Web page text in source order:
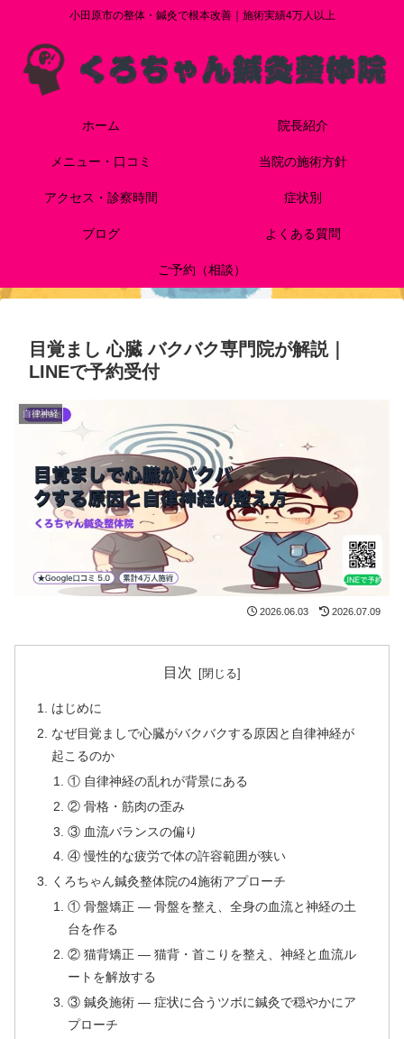
小田原市の整体・鍼灸で根本改善｜施術実績4万人以上
ホーム 院長紹介
メニュー・口コミ 当院の施術方針
アクセス・診察時間 症状別
ブログ よくある質問
ご予約（相談）
目覚まし 心臓 バクバク専門院が解説｜
LINEで予約受付
自律神経
2026.06.03 2026.07.09
目次
はじめに
なぜ目覚ましで心臓がバクバクする原因と自律神経が
起こるのか
① 自律神経の乱れが背景にある
② 骨格・筋肉の歪み
③ 血流バランスの偏り
④ 慢性的な疲労で体の許容範囲が狭い
くろちゃん鍼灸整体院の4施術アプローチ
① 骨盤矯正 — 骨盤を整え、全身の血流と神経の土
台を作る
② 猫背矯正 — 猫背・首こりを整え、神経と血流ル
ートを解放する
③ 鍼灸施術 — 症状に合うツボに鍼灸で穏やかにア
プローチ